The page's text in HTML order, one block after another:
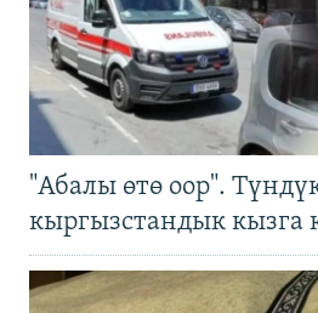
"Абалы өтө оор".
кыргызстандык кызга